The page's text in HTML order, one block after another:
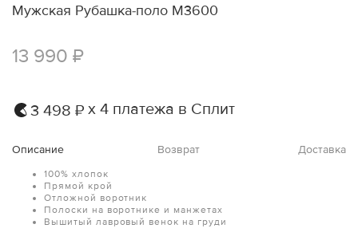
Мужская Рубашка-поло M3600
13 990 ₽
3 498 ₽ х 4 платежа в Сплит
Описание Возврат Доставка
100% хлопок
Прямой крой
Отложной воротник
Полоски на воротнике и манжетах
Вышитый лавровый венок на груди